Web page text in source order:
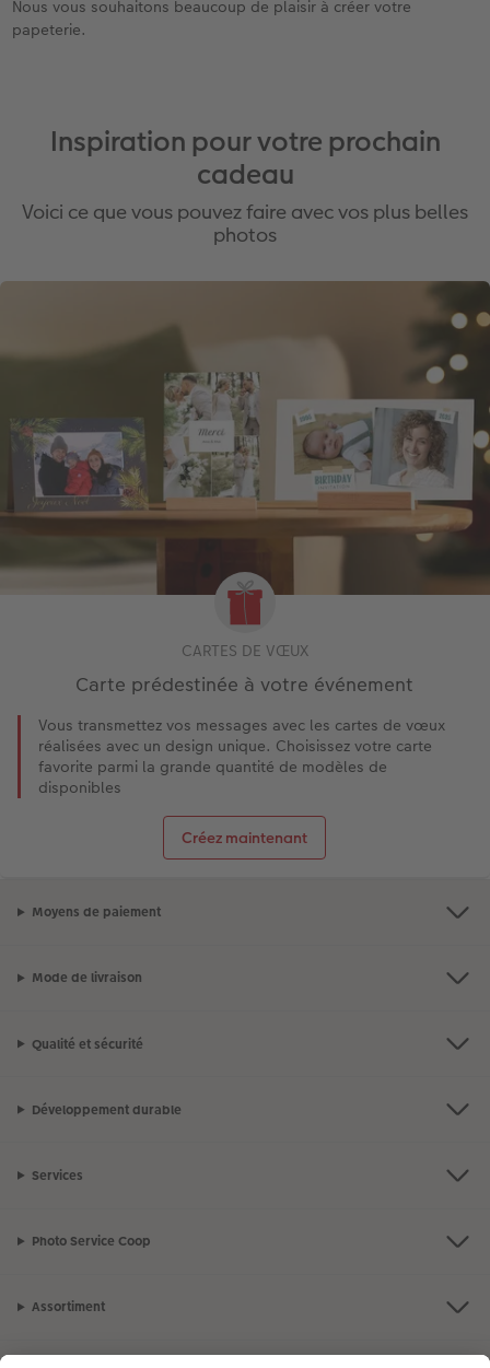
Nous vous souhaitons beaucoup de plaisir à créer votre
papeterie.
Inspiration pour votre prochain
cadeau
Voici ce que vous pouvez faire avec vos plus belles
photos
CARTES DE VŒUX
Carte prédestinée à votre événement
Vous transmettez vos messages avec les cartes de vœux
réalisées avec un design unique. Choisissez votre carte
favorite parmi la grande quantité de modèles de
disponibles
Créez maintenant
Moyens de paiement
Mode de livraison
Qualité et sécurité
Développement durable
Services
Photo Service Coop
Assortiment